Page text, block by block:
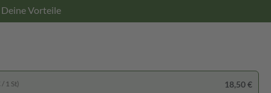
Deine Vorteile
1 St) 18,50 €